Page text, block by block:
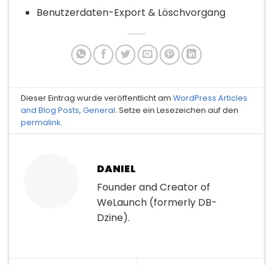
Benutzerdaten-Export & Löschvorgang
Dieser Eintrag wurde veröffentlicht amWordPress Articles
and Blog Posts,General. Setze ein Lesezeichen auf den
permalink.
DANIEL
Founder and Creator of
WeLaunch (formerly DB-
Dzine).